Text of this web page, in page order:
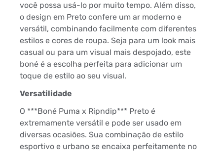
você possa usá-lo por muito tempo. Além disso,
o design em Preto confere um ar moderno e
versátil, combinando facilmente com diferentes
estilos e cores de roupa. Seja para um look mais
casual ou para um visual mais despojado, este
boné é a escolha perfeita para adicionar um
toque de estilo ao seu visual.
Versatilidade
O ***Boné Puma x Ripndip*** Preto é
extremamente versátil e pode ser usado em
diversas ocasiões. Sua combinação de estilo
esportivo e urbano se encaixa perfeitamente no